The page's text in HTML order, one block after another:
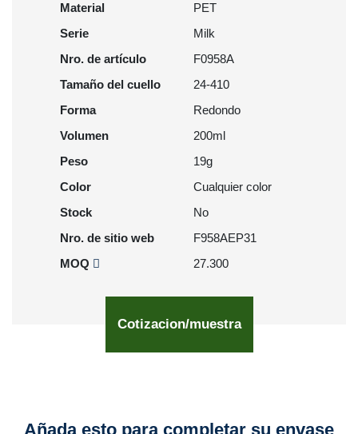
Material
PET
Serie
Milk
Nro. de artículo
F0958A
Tamaño del cuello
24-410
Forma
Redondo
Volumen
200ml
Peso
19g
Color
Cualquier color
Stock
No
Nro. de sitio web
F958AEP31
MOQ
27.300
Cotizacion/muestra
Añada esto para completar su envase